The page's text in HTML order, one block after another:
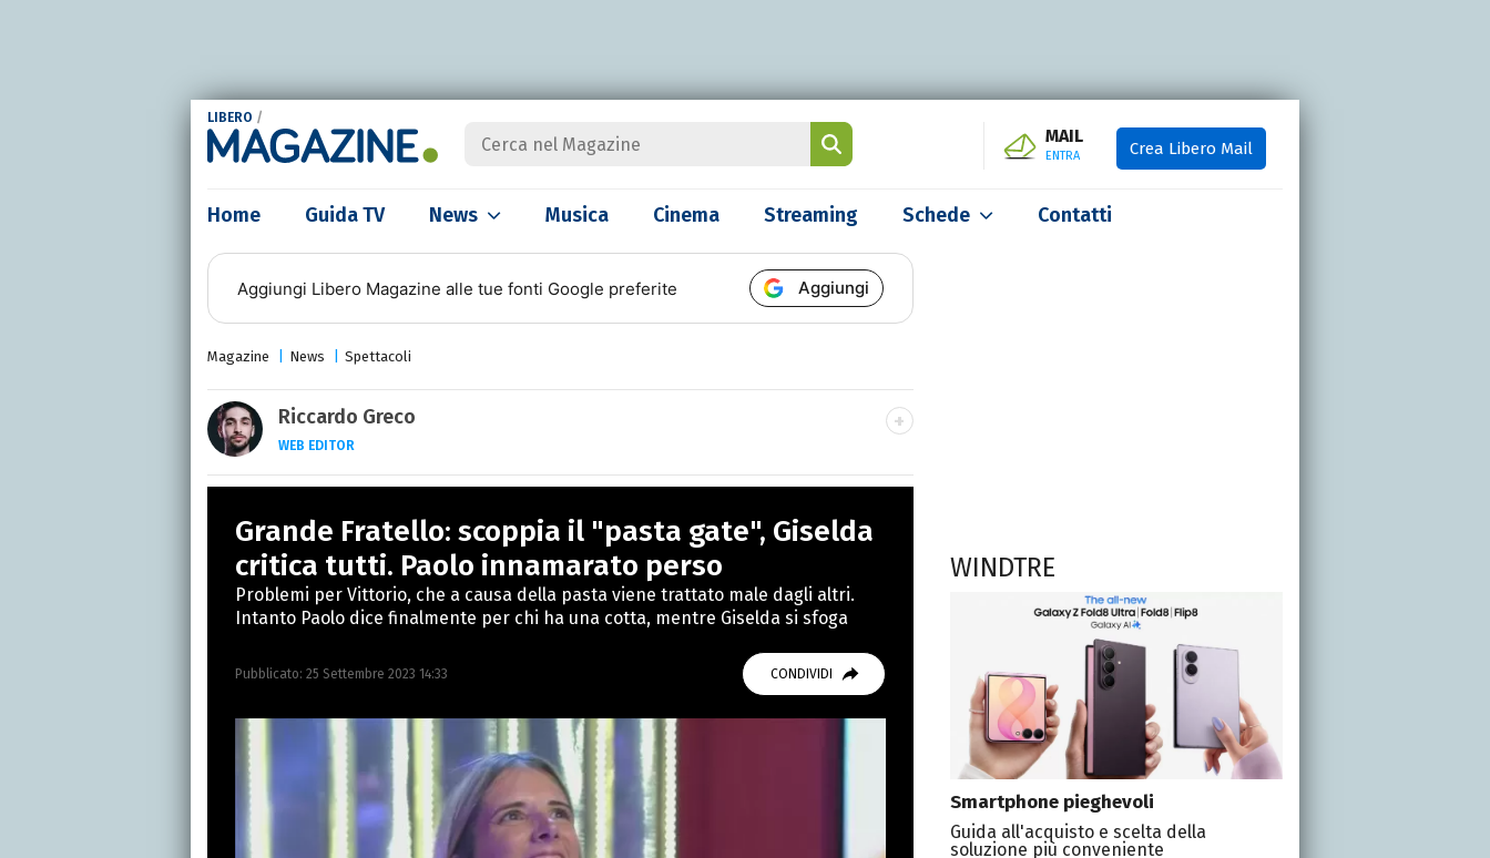
LIBERO /
MAIL
ENTRA Crea Libero Mail
Home Guida TV News Musica Cinema Streaming Schede Contatti
Aggiungi Libero Magazine alle tue fonti Google preferite Aggiungi
Magazine News Spettacoli
Riccardo Greco
WEB EDITOR
LINKEDIN
specializza poi in Comunicazione digitale, Giornalismo e Nuovi media
presso La Sapienza, collaborando con alcune testate ed uffici stampa.
Grande Fratello: scoppia il "pasta gate", Giselda
critica tutti. Paolo innamarato perso
Problemi per Vittorio, che a causa della pasta viene trattato male dagli altri.
Intanto Paolo dice finalmente per chi ha una cotta, mentre Giselda si sfoga
Pubblicato: 25 Settembre 2023 14:33 CONDIVIDI
WINDTRE
Smartphone pieghevoli
Guida all'acquisto e scelta della
soluzione più conveniente